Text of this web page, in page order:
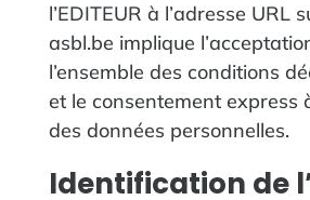
l’EDITEUR à l’adresse URL
asbl.be implique
l’ensemble des conditions
et le consentement express
des données personnelles.
‍Identification de